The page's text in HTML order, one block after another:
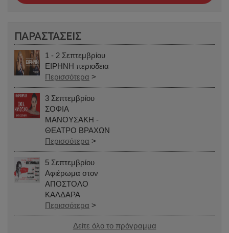
ΠΑΡΑΣΤΑΣΕΙΣ
1 - 2 Σεπτεμβρίου
ΕΙΡΗΝΗ περιοδεια
Περισσότερα >
3 Σεπτεμβρίου
ΣΟΦΙΑ
ΜΑΝΟΥΣΑΚΗ -
ΘΕΑΤΡΟ ΒΡΑΧΩΝ
Περισσότερα >
5 Σεπτεμβρίου
Αφιέρωμα στον
ΑΠΟΣΤΟΛΟ
ΚΑΛΔΑΡΑ
Περισσότερα >
Δείτε όλο το πρόγραμμα